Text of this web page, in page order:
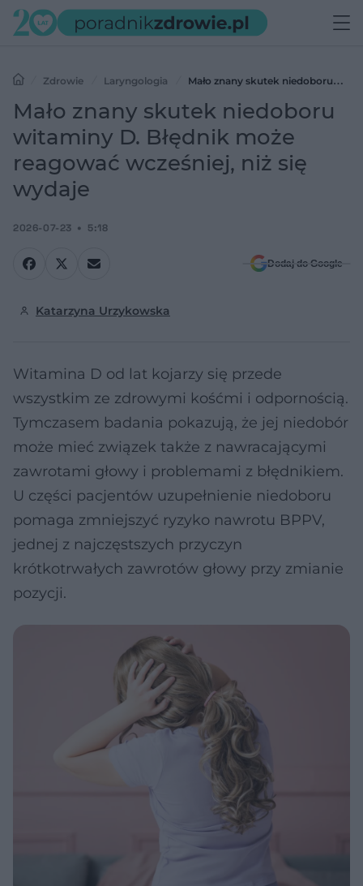
Zdrowie Laryngologia
Mało znany skutek niedoboru
witaminy D. Błędnik może reagować wcześniej, niż się wydaje
Mało znany skutek niedoboru
witaminy D. Błędnik może
reagować wcześniej, niż się
wydaje
2026-07-23 5:18
Dodaj do Google
Katarzyna Urzykowska
Witamina D od lat kojarzy się przede
wszystkim ze zdrowymi kośćmi i odpornością.
Tymczasem badania pokazują, że jej niedobór
może mieć związek także z nawracającymi
zawrotami głowy i problemami z błędnikiem.
U części pacjentów uzupełnienie niedoboru
pomaga zmniejszyć ryzyko nawrotu BPPV,
jednej z najczęstszych przyczyn
krótkotrwałych zawrotów głowy przy zmianie
pozycji.